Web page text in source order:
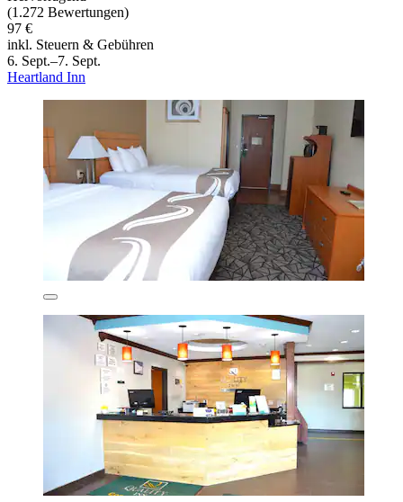
(1.272 Bewertungen)
97 €
inkl. Steuern & Gebühren
6. Sept.–7. Sept.
Heartland Inn